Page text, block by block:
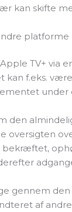
kan skifte
platforme
TV+ via
kan f.eks.
under
den
oversigten
bekræftet,
gennem
af